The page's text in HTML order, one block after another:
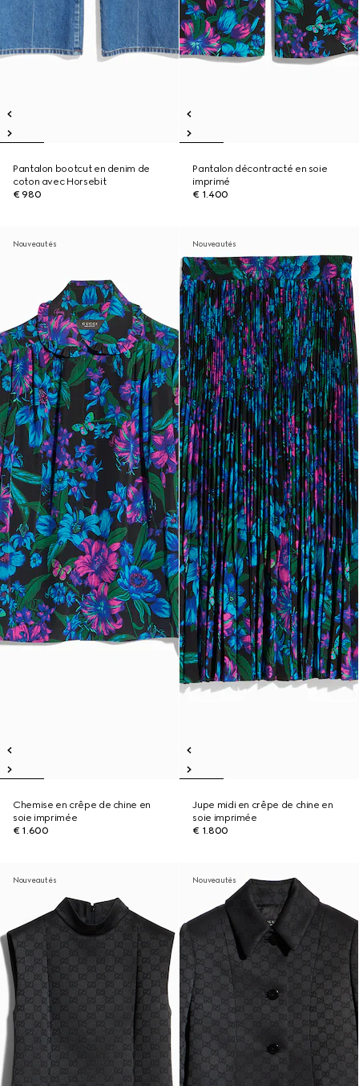
Pantalon bootcut en denim de
coton avec Horsebit
€ 980
Pantalon décontracté en soie
imprimé
€ 1.400
Nouveautés
Chemise en crêpe de chine en
soie imprimée
€ 1.600
Nouveautés
Jupe midi en crêpe de chine en
soie imprimée
€ 1.800
Nouveautés Nouveautés